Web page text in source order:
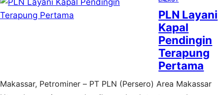
PLN Layani
Kapal
Pendingin
Terapung
Pertama
Makassar, Petrominer – PT PLN (Persero) Area Makassar